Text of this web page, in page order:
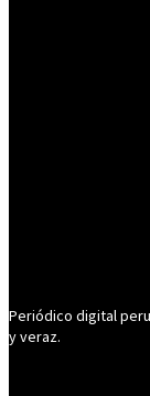
Periódico digital
y veraz.